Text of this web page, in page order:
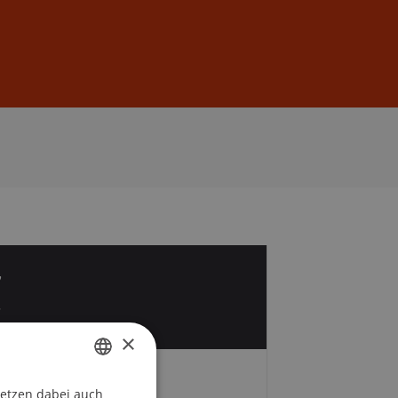
Zeit und Ort
GERMAN
×
dabei auch